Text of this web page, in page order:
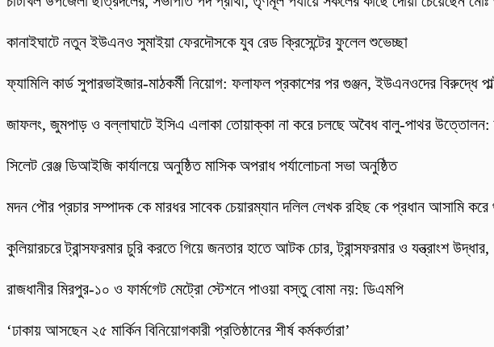
কানাইঘাটে নতুন ইউএনও সুমাইয়া ফেরদৌসকে যুব রেড ক্রিসেন্টের ফুলেল শুভেচ্ছা
ফ্যামিলি কার্ড সুপারভাইজার-মাঠকর্মী নিয়োগ: ফলাফল প্রকাশের পর গুঞ্জন, ইউএনওদের বিরুদ্ধে
​জাফলং, জুমপাড় ও বল্লাঘাটে ইসিএ এলাকা তোয়াক্কা না করে চলছে অবৈধ বালু-পাথর উত্তোলন:
‎সিলেট রেঞ্জ ডিআইজি কার্যালয়ে অনুষ্ঠিত মাসিক অপরাধ পর্যালোচনা সভা অনুষ্ঠিত
মদন পৌর প্রচার সম্পাদক কে মারধর সাবেক চেয়ারম্যান দলিল লেখক রহিছ কে প্রধান আসামি
কুলিয়ারচরে ট্রান্সফরমার চুরি করতে গিয়ে জনতার হাতে আটক চোর, ট্রান্সফরমার ও যন্ত্রাংশ উদ্ধার,
রাজধানীর মিরপুর-১০ ও ফার্মগেট মেট্রো স্টেশনে পাওয়া বস্তু বোমা নয়: ডিএমপি
‘ঢাকায় আসছেন ২৫ মার্কিন বিনিয়োগকারী প্রতিষ্ঠানের শীর্ষ কর্মকর্তারা’